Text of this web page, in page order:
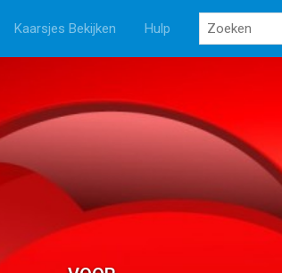
Kaarsjes Bekijken Hulp